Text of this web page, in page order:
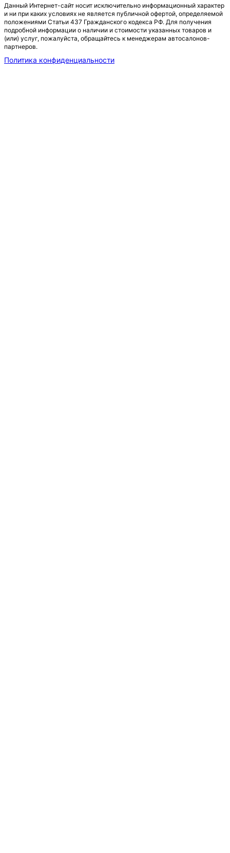
Данный Интернет-сайт носит исключительно информационный характер
и ни при каких условиях не является публичной офертой, определяемой
положениями Статьи 437 Гражданского кодекса РФ. Для получения
подробной информации о наличии и стоимости указанных товаров и
(или) услуг, пожалуйста, обращайтесь к менеджерам автосалонов-
партнеров.
Политика конфиденциальности